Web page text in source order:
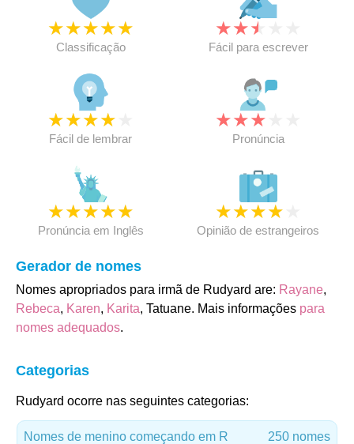
★★★★★
Classificação
★★★
Fácil para escrever
★★★★
Fácil de lembrar
★★★
Pronúncia
★★★★★
Pronúncia em Inglês
★★★★
Opinião de estrangeiros
Gerador de nomes
Nomes apropriados para irmã de Rudyard are: Rayane,
Rebeca, Karen, Karita, Tatuane. Mais informações para
nomes adequados.
Categorias
Rudyard ocorre nas seguintes categorias:
Nomes de menino começando em R 250 nomes